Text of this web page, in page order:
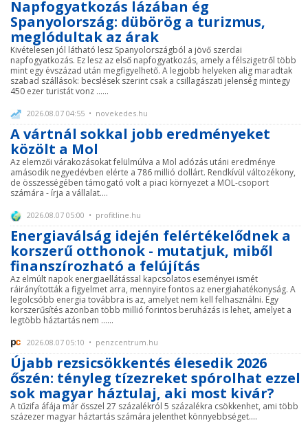
Napfogyatkozás lázában ég
Spanyolország: dübörög a turizmus,
meglódultak az árak
Kivételesen jól látható lesz Spanyolországból a jövő szerdai
napfogyatkozás. Ez lesz az első napfogyatkozás, amely a félszigetről több
mint egy évszázad után megfigyelhető. A legjobb helyeken alig maradtak
szabad szállások: becslések szerint csak a csillagászati jelenség mintegy
450 ezer turistát vonz ......
2026.08.07 04:55 • novekedes.hu
A vártnál sokkal jobb eredményeket
közölt a Mol
Az elemzői várakozásokat felülmúlva a Mol adózás utáni eredménye
amásodik negyedévben elérte a 786 millió dollárt. Rendkívül változékony,
de összességében támogató volt a piaci környezet a MOL-csoport
számára - írja a vállalat....
2026.08.07 05:00 • profitline.hu
Energiaválság idején felértékelődnek a
korszerű otthonok - mutatjuk, miből
finanszírozható a felújítás
Az elmúlt napok energiaellátással kapcsolatos eseményei ismét
ráirányították a figyelmet arra, mennyire fontos az energiahatékonyság. A
legolcsóbb energia továbbra is az, amelyet nem kell felhasználni. Egy
korszerűsítés azonban több millió forintos beruházás is lehet, amelyet a
legtöbb háztartás nem ......
2026.08.07 05:10 • penzcentrum.hu
Újabb rezsicsökkentés élesedik 2026
őszén: tényleg tízezreket spórolhat ezzel
sok magyar háztulaj, aki most kivár?
A tűzifa áfája már ősszel 27 százalékról 5 százalékra csökkenhet, ami több
százezer magyar háztartás számára jelenthet könnyebbséget....